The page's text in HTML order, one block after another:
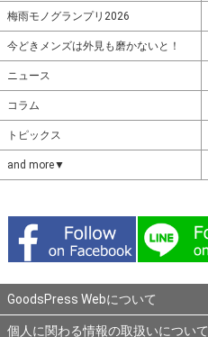
梅雨モノグランプリ2026
今どきメンズは外見も磨かないと！
ニュース
コラム
トピックス
and more▼
GoodsPress Webについて
個人に関わる情報の取扱いについて